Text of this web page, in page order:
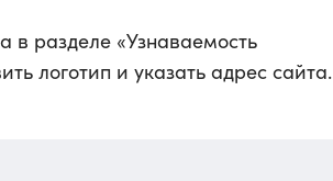
в разделе «Узнаваемость
логотип и указать адрес сайта.